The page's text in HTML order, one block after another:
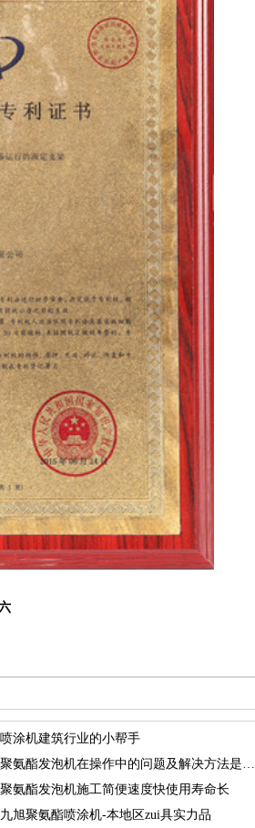
喷涂机建筑行业的小帮手
聚氨酯发泡机在操作中的问题及解决方法是什么
聚氨酯发泡机施工简便速度快使用寿命长
九旭聚氨酯喷涂机-本地区zui具实力品